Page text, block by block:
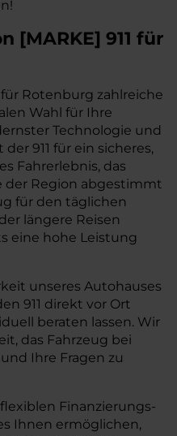
[MARKE] 911 für
Rotenburg zahlreiche
Wahl für Ihre
Technologie und
911 für ein sicheres,
Fahrerlebnis, das
der Region abgestimmt
für den täglichen
längere Reisen
eine hohe Leistung
unseres Autohauses
911 direkt vor Ort
beraten lassen. Wir
das Fahrzeug bei
Ihre Fragen zu
Finanzierungs-
Ihnen ermöglichen,